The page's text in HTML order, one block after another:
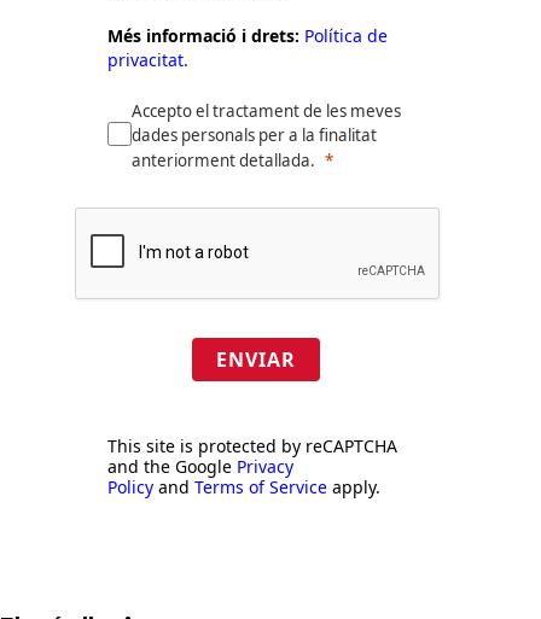
Més informació i drets: Política de
privacitat.
Accepto el tractament de les meves
dades personals per a la finalitat
anteriorment detallada.
ENVIAR
This site is protected by reCAPTCHA
and the Google Privacy
Policy and Terms of Service apply.